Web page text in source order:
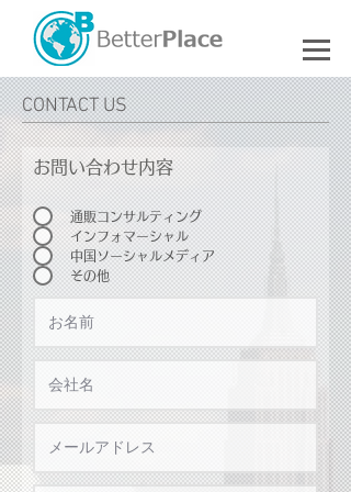
CONTACT US
お問い合わせ内容
通販コンサルティング
インフォマーシャル
中国ソーシャルメディア
その他